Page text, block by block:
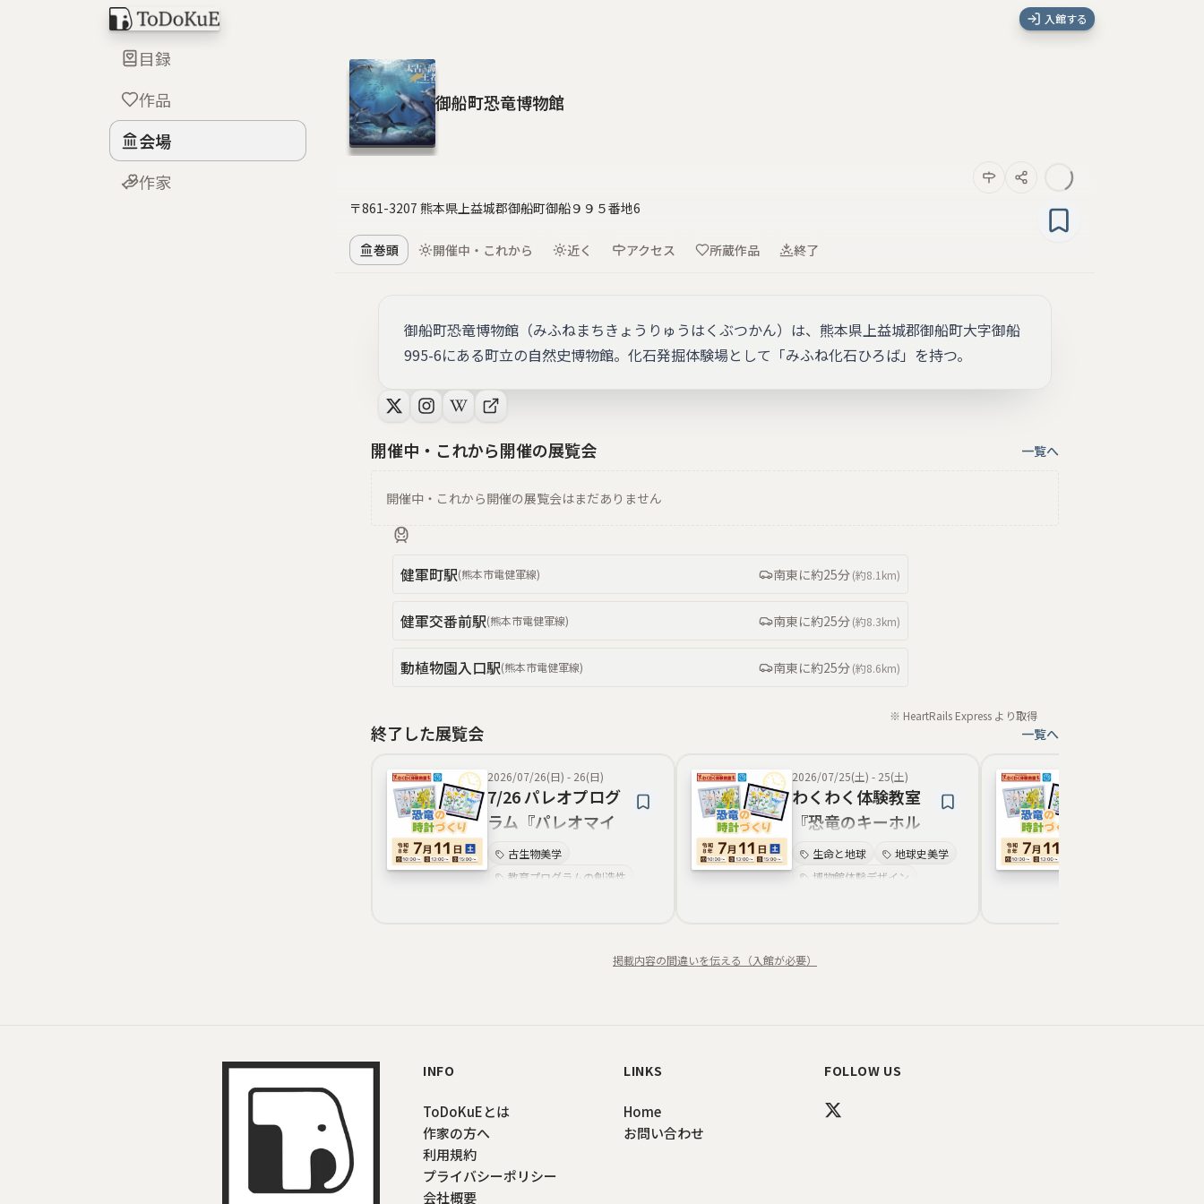
入館する
目録
作品
会場
作家
御船町恐竜博物館
〒861-3207 熊本県上益城郡御船町御船９９５番地6
巻頭 開催中・これから 近く アクセス 所蔵作品 終了
御船町恐竜博物館（みふねまちきょうりゅうはくぶつかん）は、熊本県上益城郡御船町大字御船
995-6にある町立の自然史博物館。化石発掘体験場として「みふね化石ひろば」を持つ。
開催中・これから開催の展覧会 一覧へ
開催中・これから開催の展覧会はまだありません
健軍町駅(熊本市電健軍線) 南東に約25分(約8.1km)
健軍交番前駅(熊本市電健軍線) 南東に約25分(約8.3km)
動植物園入口駅(熊本市電健軍線) 南東に約25分(約8.6km)
※ HeartRails Express より取得
終了した展覧会 一覧へ
2026/07/26(日) - 26(日)
7/26 パレオプログ
ラム『パレオマイ
クロワールド』
古生物美学
教育プログラムの創造性
教育機関向け連携の美学
2026/07/25(土) - 25(土)
わくわく体験教室
『恐竜のキーホル
ダーづくり〜缶タ
イプ〜』
生命と地球
地球史美学
博物館体験デザイン
教育プログラム美学
掲載内容の間違いを伝える（入館が必要）
INFO
ToDoKuEとは
作家の方へ
利用規約
プライバシーポリシー
会社概要
LINKS
Home
お問い合わせ
FOLLOW US